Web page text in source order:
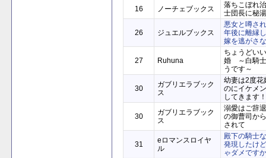
16
ノーチェブックス
落ちこぼれ
士団長に秘
26 ジュエルブックス
悪女と噂さ
年後に離縁
嫁を逃がさ
27 Ruhuna
ちょうどい
婚 ～白騎士
うです～
30
ガブリエラブック
ス
幼妻は2度
のにイケメ
してきます！
30
ガブリエラブック
ス
溺愛はご辞
の御曹司か
されて
31
eロマンスロイヤ
ル
殿下の騎士
発現したけ
ゃダメです